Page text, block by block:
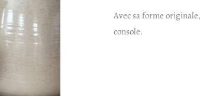
33,90€.
16,95€.
Avec sa forme
console.